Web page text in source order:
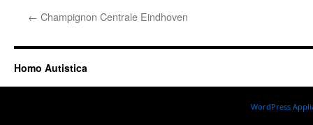
← Champignon Centrale Eindhoven
Homo Autistica
WordPress